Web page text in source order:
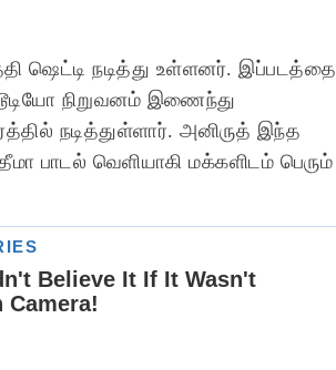
ஷெட்டி நடித்து உள்ளனர். இப்படத்தை
நிறுவனம் இணைந்து
நடித்துள்ளார். அனிருத் இந்த
பாடல் வெளியாகி மக்களிடம் பெரும்